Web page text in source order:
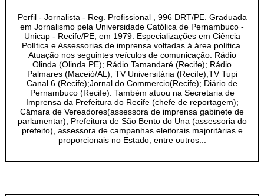
Perfil - Jornalista - Reg. Profissional , 996 DRT/PE. Graduada
em Jornalismo pela Universidade Católica de Pernambuco -
Unicap - Recife/PE, em 1979. Especializações em Ciência
Política e Assessorias de imprensa voltadas à área política.
Atuação nos seguintes veículos de comunicação: Rádio
Olinda (Olinda PE); Rádio Tamandaré (Recife); Rádio
Palmares (Maceió/AL); TV Universitária (Recife);TV Tupi
Canal 6 (Recife);Jornal do Commercio(Recife); Diário de
Pernambuco (Recife). Também atuou na Secretaria de
Imprensa da Prefeitura do Recife (chefe de reportagem);
Câmara de Vereadores(assessora de imprensa gabinete de
parlamentar); Prefeitura de São Bento do Una (assessoria do
prefeito), assessora de campanhas eleitorais majoritárias e
proporcionais no Estado, entre outros...